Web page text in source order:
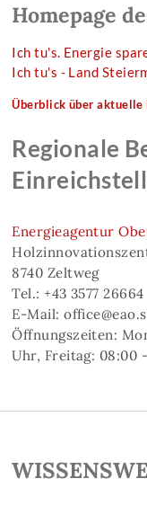
Homepage
Ich tu's. Energie
Ich tu's - Land
Überblick über aktuelle
Regionale
Energieagentur
8740 Zeltweg
Tel.: +43 3577
E-Mail:
Öffnungszeiten:
Uhr, Freitag: 08:00